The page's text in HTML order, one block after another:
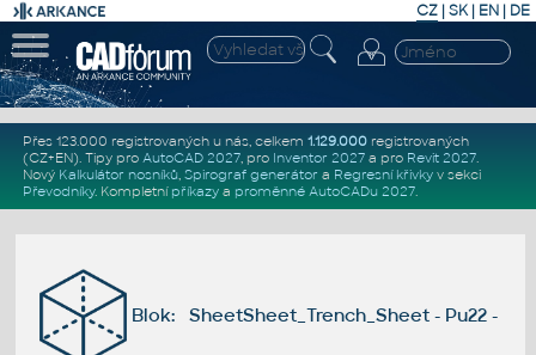
CZ | SK| EN | DE
Přes 123.000 registrovaných u nás, celkem 1.129.000registrovaných
(CZ+EN). Tipy pro AutoCAD 2027, pro Inventor 2027a pro Revit 2027.
Nový Kalkulátor nosníků, Spirograf generátor a Regresní křivkyv sekci
Převodníky. Kompletní příkazya proměnné AutoCADu 2027.
Blok: SheetSheet_Trench_Sheet - Pu22 -